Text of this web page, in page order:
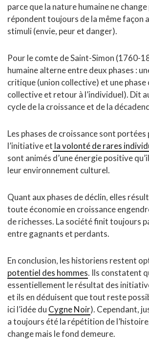
parce que la nature humaine ne change
répondent toujours de la même façon
stimuli (envie, peur et danger).
Pour le comte de Saint-Simon (1760-
humaine alterne entre deux phases :
critique (union collective) et une
collective et retour à l’individuel). Dit
cycle de la croissance et de la
Les phases de croissance sont
l’initiative et la volonté de rares
sont animés d’une énergie positive
leur environnement culturel.
Quant aux phases de déclin, elles
toute économie en croissance
de richesses. La société finit toujours
entre gagnants et perdants.
En conclusion, les historiens restent
potentiel des hommes. Ils constatent
essentiellement le résultat des
et ils en déduisent que tout reste
ici l’idée du Cygne Noir). Cependant,
a toujours été la répétition de
change mais le fond demeure.